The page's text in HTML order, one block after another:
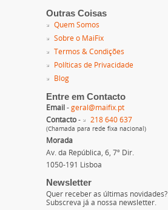
Outras Coisas
Quem Somos
Sobre o MaiFix
Termos & Condições
Políticas de Privacidade
Blog
Entre em Contacto
Email - geral@maifix.pt
Contacto - 218 640 637
(Chamada para rede fixa nacional)
Morada
Av. da República, 6, 7º Dir.
1050-191 Lisboa
Newsletter
Quer receber as últimas novidades?
Subscreva já a nossa newsletter.